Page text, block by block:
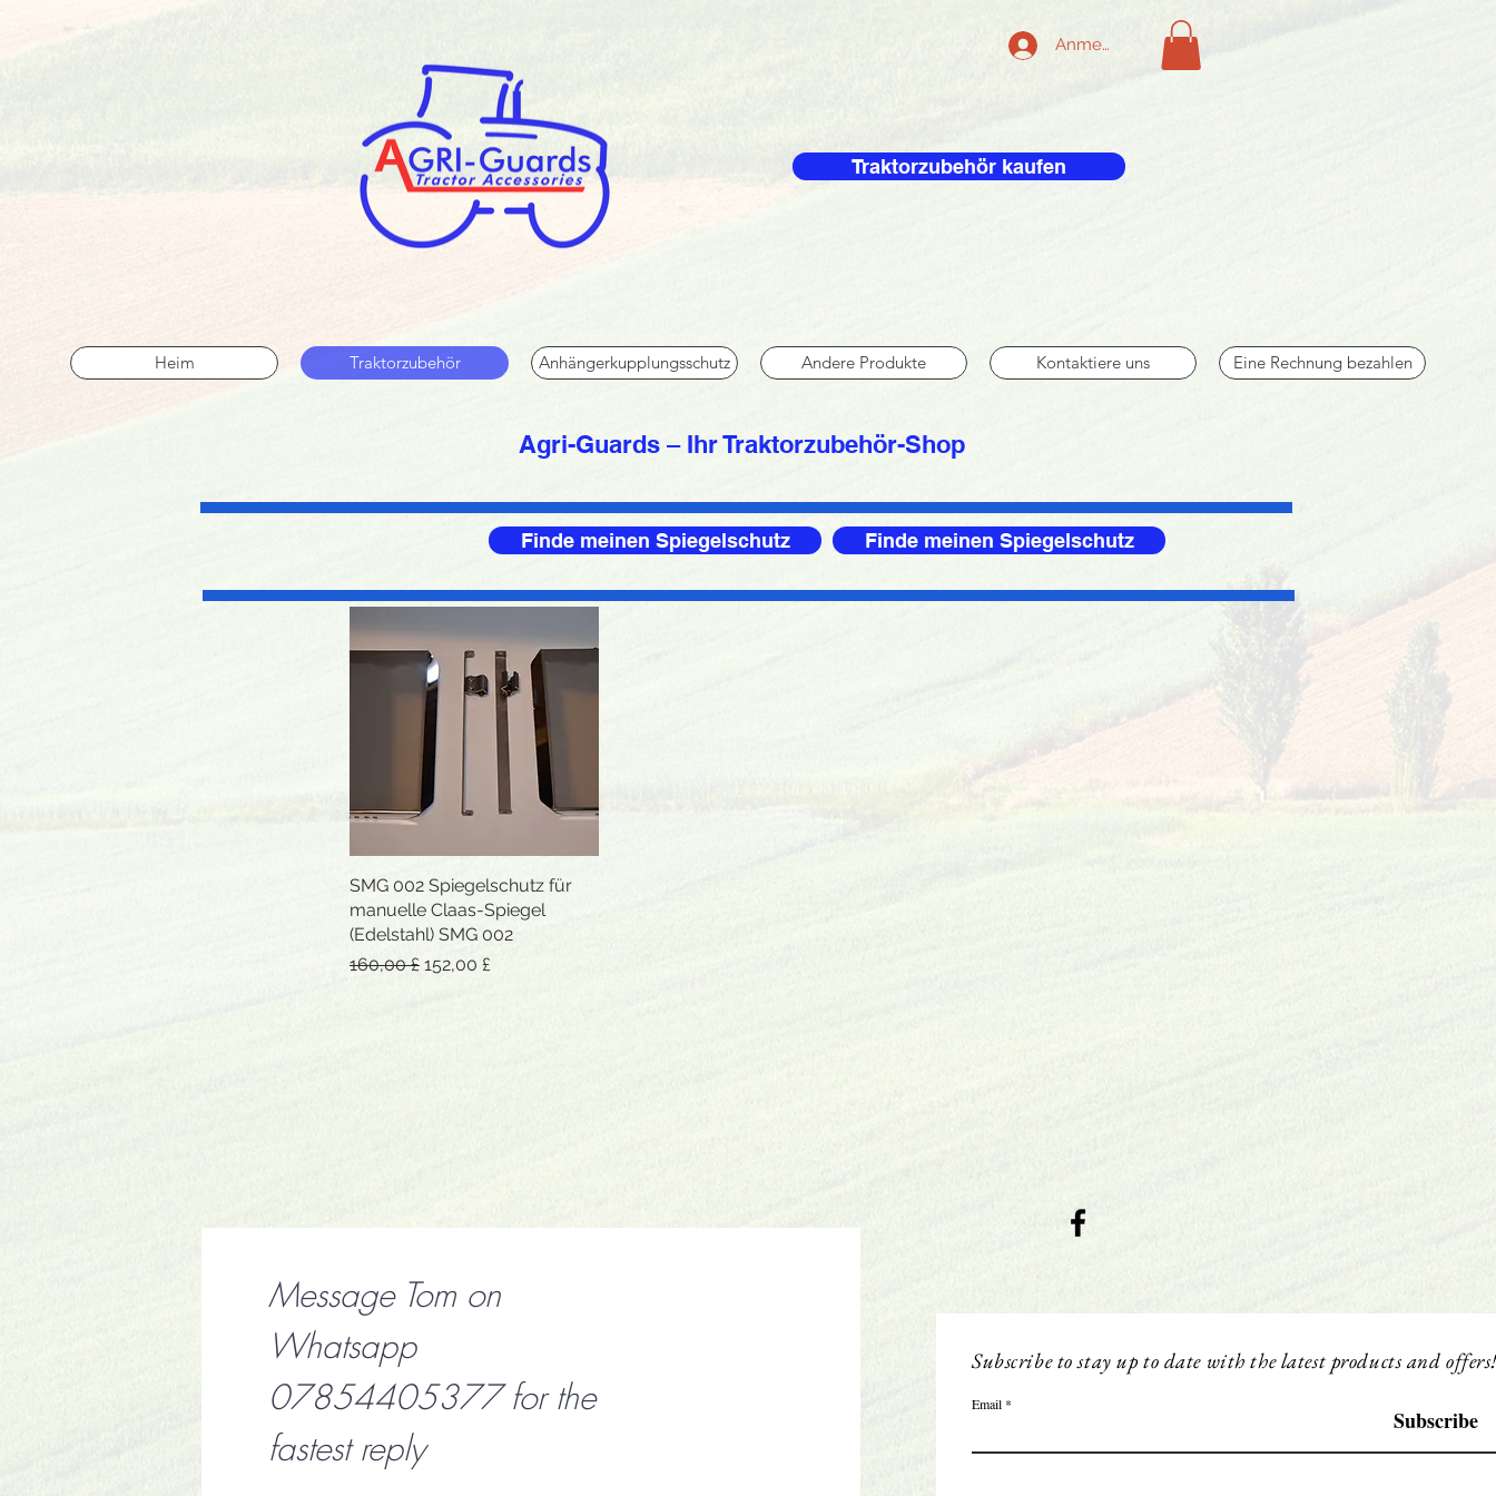
Anmelden
Traktorzubehör kaufen
Heim Traktorzubehör Anhängerkupplungsschutz Andere Produkte Kontaktiere uns Eine Rechnung bezahlen
Agri-Guards – Ihr Traktorzubehör-Shop
Finde meinen Spiegelschutz Finde meinen Spiegelschutz
Schnellansicht
SMG 002 Spiegelschutz für
manuelle Claas-Spiegel
(Edelstahl) SMG 002
Standardpreis
160,00 £ Sale-Preis
152,00 £
Message Tom on
Whatsapp
07854405377 for the
fastest reply
Subscribe to stay up to date with the latest products and
Email
Subscribe